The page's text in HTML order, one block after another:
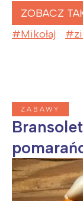
ZOBACZ
Mikołaj
ZABAWY